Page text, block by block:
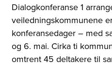
Dialogkonferanse 1
veiledningskommunene
konferansedager – med
og 6. mai. Cirka ti
omtrent 45 deltakere til